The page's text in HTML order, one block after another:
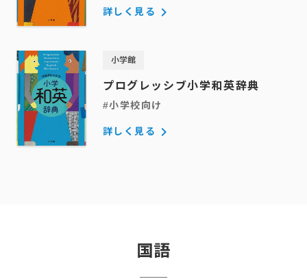
詳しく見る keyboard_arrow_right
小学館
プログレッシブ小学和英辞典
#小学校向け
詳しく見る keyboard_arrow_right
国語